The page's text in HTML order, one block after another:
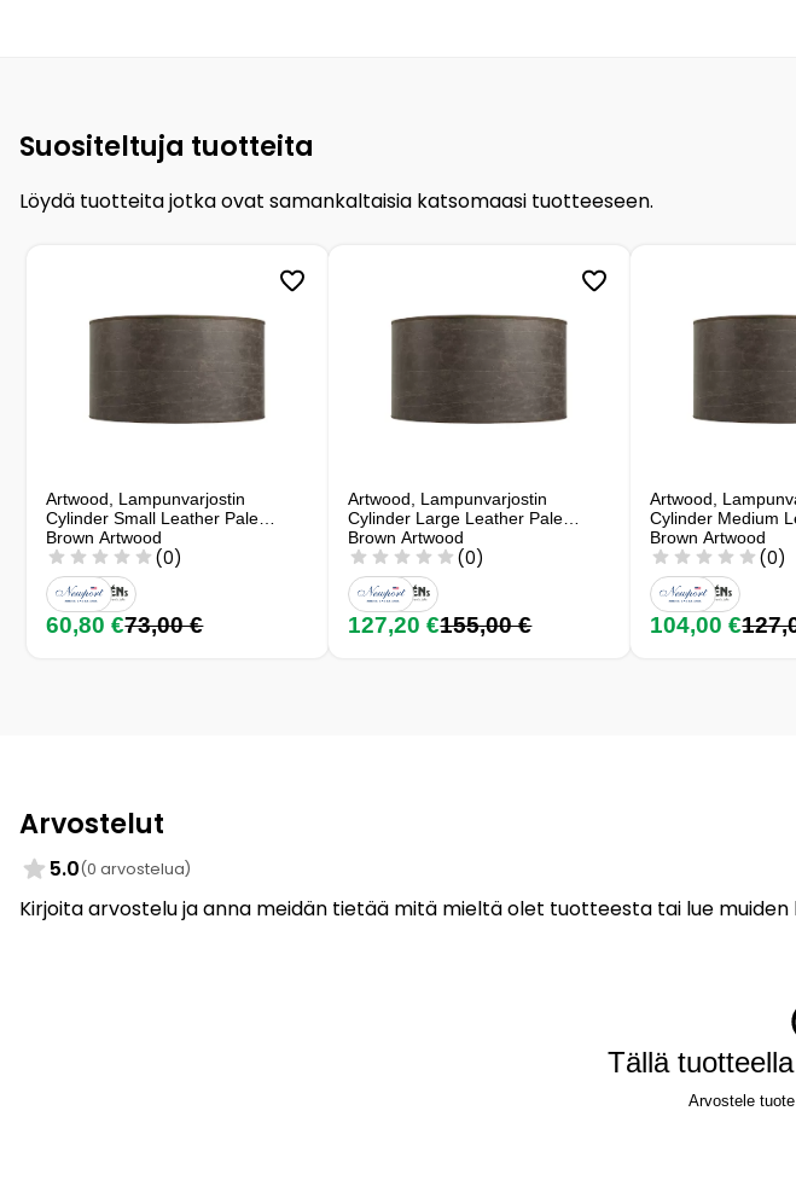
Suositeltuja tuotteita
Löydä tuotteita jotka ovat samankaltaisia katsomaasi tuotteeseen.
Artwood, Lampunvarjostin
Cylinder Small Leather Pale
Brown Artwood
(0)
60,80 €73,00 €
Artwood, Lampunvarjostin
Cylinder Large Leather Pale
Brown Artwood
(0)
127,20 €155,00 €
Artwood,
Cylinder Medium
Brown Artwood
(0)
104,00 €
Arvostelut
5.0(0 arvostelua)
Kirjoita arvostelu ja anna meidän tietää mitä mieltä olet tuotteesta tai lue
Tällä
Arvostele